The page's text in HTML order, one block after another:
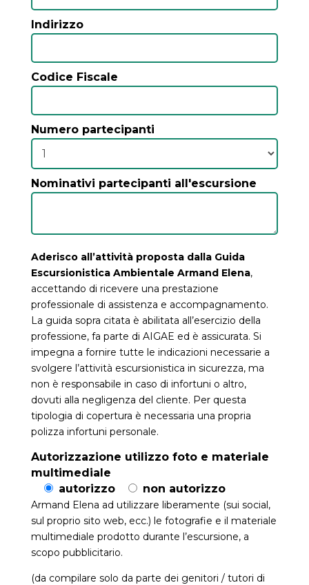
Indirizzo
Codice Fiscale
Numero partecipanti
Nominativi partecipanti all'escursione
Aderisco all’attività proposta dalla Guida
Escursionistica Ambientale Armand Elena,
accettando di ricevere una prestazione
professionale di assistenza e accompagnamento.
La guida sopra citata è abilitata all’esercizio della
professione, fa parte di AIGAE ed è assicurata. Si
impegna a fornire tutte le indicazioni necessarie a
svolgere l’attività escursionistica in sicurezza, ma
non è responsabile in caso di infortuni o altro,
dovuti alla negligenza del cliente. Per questa
tipologia di copertura è necessaria una propria
polizza infortuni personale.
Autorizzazione utilizzo foto e materiale
multimediale
autorizzo
non autorizzo
Armand Elena ad utilizzare liberamente (sui social,
sul proprio sito web, ecc.) le fotografie e il materiale
multimediale prodotto durante l’escursione, a
scopo pubblicitario.
(da compilare solo da parte dei genitori / tutori di